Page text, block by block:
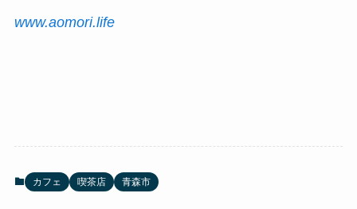
www.aomori.life
カフェ 喫茶店 青森市